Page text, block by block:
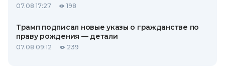
07.08 17:27 198
Трамп подписал новые указы о гражданстве по
праву рождения — детали
07.08 09:12 239